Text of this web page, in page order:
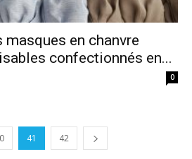
masques en chanvre
confectionnés en...
0
41 42